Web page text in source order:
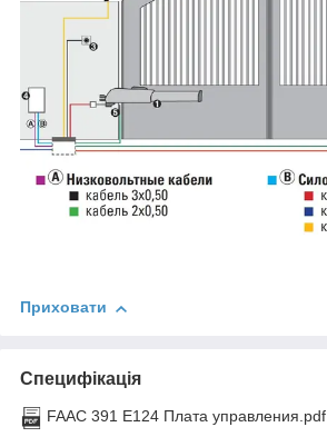
Приховати
Специфікація
FAAC 391 E124 Плата управления.pdf